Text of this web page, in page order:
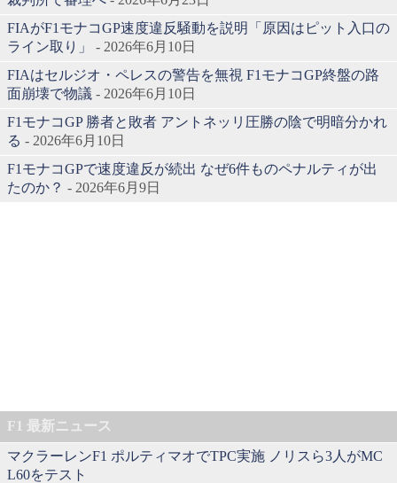
FIAがF1モナコGP速度違反騒動を説明「原因はピット入口の
ライン取り」
- 2026年6月10日
FIAはセルジオ・ペレスの警告を無視 F1モナコGP終盤の路
面崩壊で物議 - 2026年6月10日
F1モナコGP 勝者と敗者 アントネッリ圧勝の陰で明暗分かれ
る - 2026年6月10日
F1モナコGPで速度違反が続出 なぜ6件ものペナルティが出
たのか？ - 2026年6月9日
F1 最新ニュース
マクラーレンF1 ポルティマオでTPC実施 ノリスら3人がMC
L60をテスト